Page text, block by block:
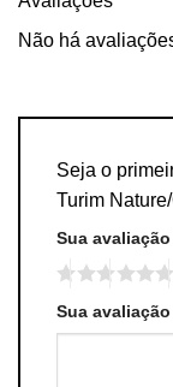
Não há
Seja o
Turim
Sua avaliação
Sua